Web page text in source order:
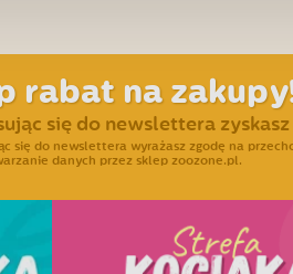
rabat na
się do newslettera zyskasz
się do newslettera wyrażasz zgodę na
danych przez sklep zoozone.pl.